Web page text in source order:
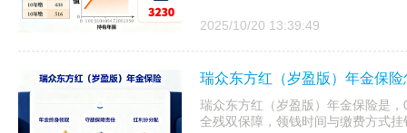
2025/10/20 13:39:49
瑞众东方红（岁盈版）年金保
瑞众东方红（岁盈版）年金保险是
全残双保障，领钱时间与缴费方式